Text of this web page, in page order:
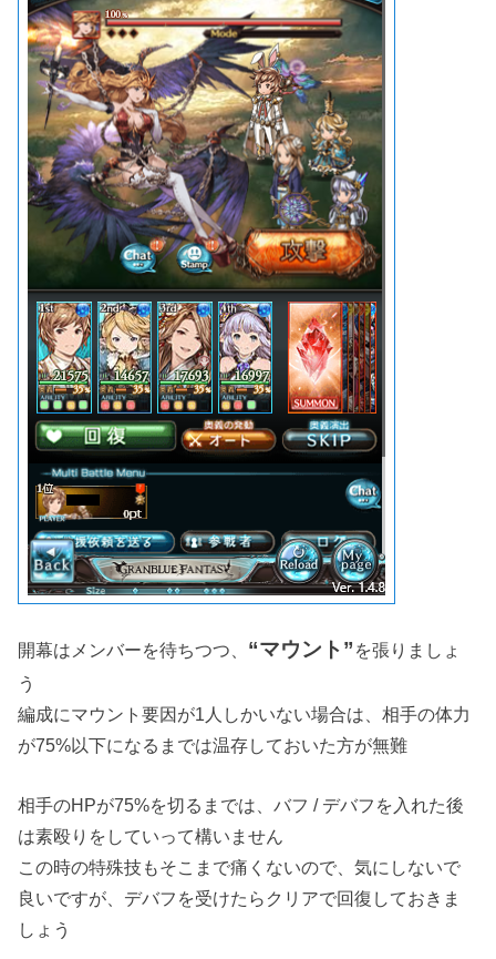
開幕はメンバーを待ちつつ、 “マウント” を張りましょ
う
編成にマウント要因が1人しかいない場合は、相手の体力
が75%以下になるまでは温存しておいた方が無難
相手のHPが75%を切るまでは、バフ / デバフを入れた後
は素殴りをしていって構いません
この時の特殊技もそこまで痛くないので、気にしないで
良いですが、デバフを受けたらクリアで回復しておきま
しょう